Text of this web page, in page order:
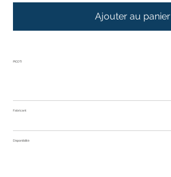
Ajouter au panier
PICOTI
Fabricant
Disponibilité